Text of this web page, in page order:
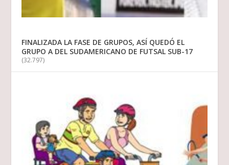
FINALIZADA LA FASE DE GRUPOS, ASÍ QUEDÓ EL
GRUPO A DEL SUDAMERICANO DE FUTSAL SUB-17
(32.797)